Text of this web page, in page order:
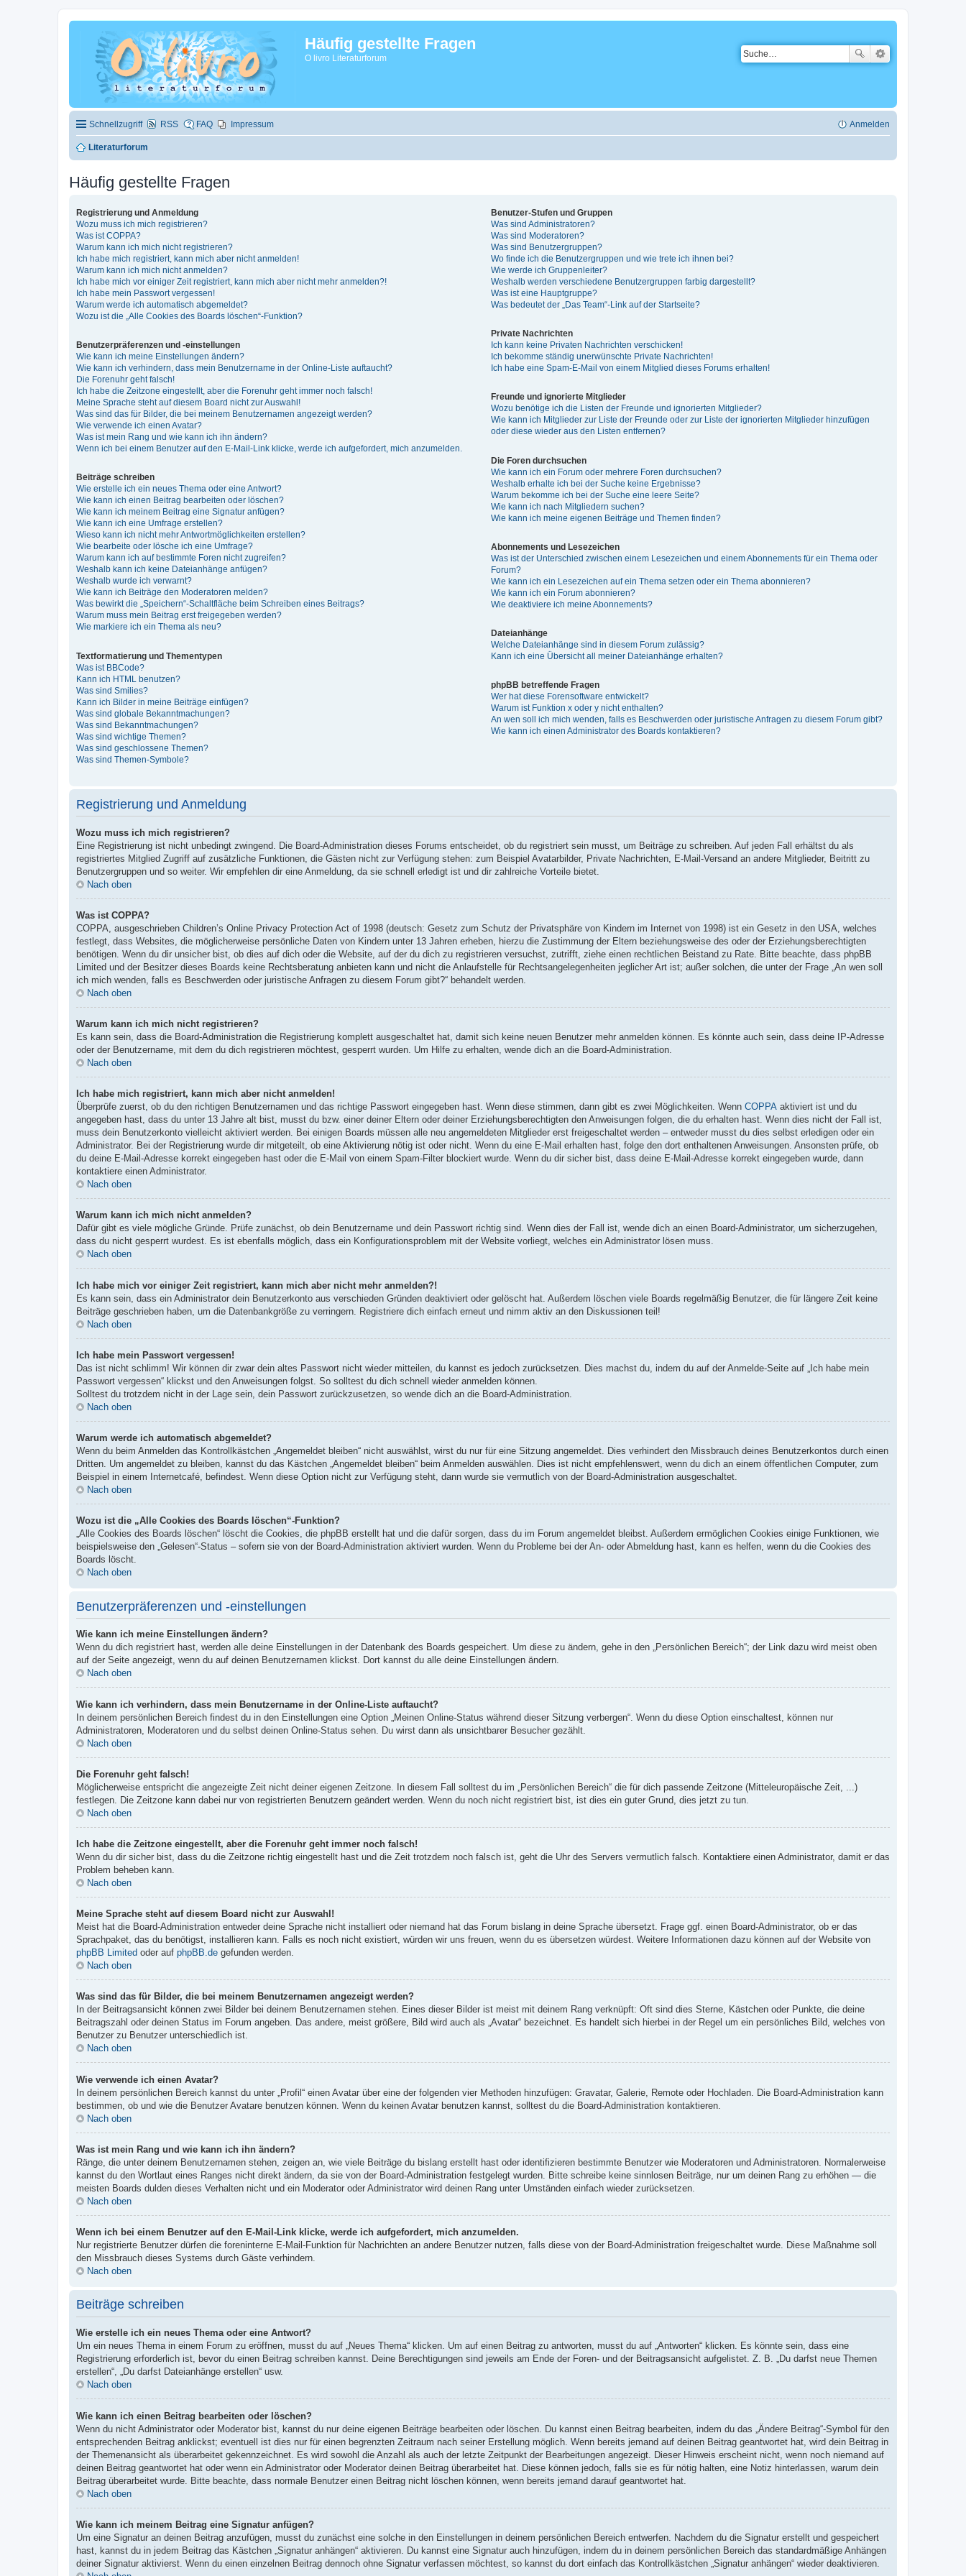
Häufig gestellte Fragen
O livro Literaturforum
Schnellzugriff RSS FAQ Impressum Anmelden
Literaturforum
Häufig gestellte Fragen
Registrierung und Anmeldung
Wozu muss ich mich registrieren?
Was ist COPPA?
Warum kann ich mich nicht registrieren?
Ich habe mich registriert, kann mich aber nicht anmelden!
Warum kann ich mich nicht anmelden?
Ich habe mich vor einiger Zeit registriert, kann mich aber nicht mehr anmelden?!
Ich habe mein Passwort vergessen!
Warum werde ich automatisch abgemeldet?
Wozu ist die „Alle Cookies des Boards löschen“-Funktion?
Benutzerpräferenzen und -einstellungen
Wie kann ich meine Einstellungen ändern?
Wie kann ich verhindern, dass mein Benutzername in der Online-Liste auftaucht?
Die Forenuhr geht falsch!
Ich habe die Zeitzone eingestellt, aber die Forenuhr geht immer noch falsch!
Meine Sprache steht auf diesem Board nicht zur Auswahl!
Was sind das für Bilder, die bei meinem Benutzernamen angezeigt werden?
Wie verwende ich einen Avatar?
Was ist mein Rang und wie kann ich ihn ändern?
Wenn ich bei einem Benutzer auf den E-Mail-Link klicke, werde ich aufgefordert, mich anzumelden.
Beiträge schreiben
Wie erstelle ich ein neues Thema oder eine Antwort?
Wie kann ich einen Beitrag bearbeiten oder löschen?
Wie kann ich meinem Beitrag eine Signatur anfügen?
Wie kann ich eine Umfrage erstellen?
Wieso kann ich nicht mehr Antwortmöglichkeiten erstellen?
Wie bearbeite oder lösche ich eine Umfrage?
Warum kann ich auf bestimmte Foren nicht zugreifen?
Weshalb kann ich keine Dateianhänge anfügen?
Weshalb wurde ich verwarnt?
Wie kann ich Beiträge den Moderatoren melden?
Was bewirkt die „Speichern“-Schaltfläche beim Schreiben eines Beitrags?
Warum muss mein Beitrag erst freigegeben werden?
Wie markiere ich ein Thema als neu?
Textformatierung und Thementypen
Was ist BBCode?
Kann ich HTML benutzen?
Was sind Smilies?
Kann ich Bilder in meine Beiträge einfügen?
Was sind globale Bekanntmachungen?
Was sind Bekanntmachungen?
Was sind wichtige Themen?
Was sind geschlossene Themen?
Was sind Themen-Symbole?
Benutzer-Stufen und Gruppen
Was sind Administratoren?
Was sind Moderatoren?
Was sind Benutzergruppen?
Wo finde ich die Benutzergruppen und wie trete ich ihnen bei?
Wie werde ich Gruppenleiter?
Weshalb werden verschiedene Benutzergruppen farbig dargestellt?
Was ist eine Hauptgruppe?
Was bedeutet der „Das Team“-Link auf der Startseite?
Private Nachrichten
Ich kann keine Privaten Nachrichten verschicken!
Ich bekomme ständig unerwünschte Private Nachrichten!
Ich habe eine Spam-E-Mail von einem Mitglied dieses Forums erhalten!
Freunde und ignorierte Mitglieder
Wozu benötige ich die Listen der Freunde und ignorierten Mitglieder?
Wie kann ich Mitglieder zur Liste der Freunde oder zur Liste der ignorierten Mitglieder hinzufügen
oder diese wieder aus den Listen entfernen?
Die Foren durchsuchen
Wie kann ich ein Forum oder mehrere Foren durchsuchen?
Weshalb erhalte ich bei der Suche keine Ergebnisse?
Warum bekomme ich bei der Suche eine leere Seite?
Wie kann ich nach Mitgliedern suchen?
Wie kann ich meine eigenen Beiträge und Themen finden?
Abonnements und Lesezeichen
Was ist der Unterschied zwischen einem Lesezeichen und einem Abonnements für ein Thema oder
Forum?
Wie kann ich ein Lesezeichen auf ein Thema setzen oder ein Thema abonnieren?
Wie kann ich ein Forum abonnieren?
Wie deaktiviere ich meine Abonnements?
Dateianhänge
Welche Dateianhänge sind in diesem Forum zulässig?
Kann ich eine Übersicht all meiner Dateianhänge erhalten?
phpBB betreffende Fragen
Wer hat diese Forensoftware entwickelt?
Warum ist Funktion x oder y nicht enthalten?
An wen soll ich mich wenden, falls es Beschwerden oder juristische Anfragen zu diesem Forum gibt?
Wie kann ich einen Administrator des Boards kontaktieren?
Registrierung und Anmeldung
Wozu muss ich mich registrieren?
Eine Registrierung ist nicht unbedingt zwingend. Die Board-Administration dieses Forums entscheidet, ob du registriert sein musst, um Beiträge zu schreiben. Auf jeden Fall erhältst du als
registriertes Mitglied Zugriff auf zusätzliche Funktionen, die Gästen nicht zur Verfügung stehen: zum Beispiel Avatarbilder, Private Nachrichten, E-Mail-Versand an andere Mitglieder, Beitritt zu
Benutzergruppen und so weiter. Wir empfehlen dir eine Anmeldung, da sie schnell erledigt ist und dir zahlreiche Vorteile bietet.
Nach oben
Was ist COPPA?
COPPA, ausgeschrieben Children’s Online Privacy Protection Act of 1998 (deutsch: Gesetz zum Schutz der Privatsphäre von Kindern im Internet von 1998) ist ein Gesetz in den USA, welches
festlegt, dass Websites, die möglicherweise persönliche Daten von Kindern unter 13 Jahren erheben, hierzu die Zustimmung der Eltern beziehungsweise des oder der Erziehungsberechtigten
benötigen. Wenn du dir unsicher bist, ob dies auf dich oder die Website, auf der du dich zu registrieren versuchst, zutrifft, ziehe einen rechtlichen Beistand zu Rate. Bitte beachte, dass phpBB
Limited und der Besitzer dieses Boards keine Rechtsberatung anbieten kann und nicht die Anlaufstelle für Rechtsangelegenheiten jeglicher Art ist; außer solchen, die unter der Frage „An wen soll
ich mich wenden, falls es Beschwerden oder juristische Anfragen zu diesem Forum gibt?“ behandelt werden.
Nach oben
Warum kann ich mich nicht registrieren?
Es kann sein, dass die Board-Administration die Registrierung komplett ausgeschaltet hat, damit sich keine neuen Benutzer mehr anmelden können. Es könnte auch sein, dass deine IP-Adresse
oder der Benutzername, mit dem du dich registrieren möchtest, gesperrt wurden. Um Hilfe zu erhalten, wende dich an die Board-Administration.
Nach oben
Ich habe mich registriert, kann mich aber nicht anmelden!
Überprüfe zuerst, ob du den richtigen Benutzernamen und das richtige Passwort eingegeben hast. Wenn diese stimmen, dann gibt es zwei Möglichkeiten. Wenn COPPA aktiviert ist und du
angegeben hast, dass du unter 13 Jahre alt bist, musst du bzw. einer deiner Eltern oder deiner Erziehungsberechtigten den Anweisungen folgen, die du erhalten hast. Wenn dies nicht der Fall ist,
muss dein Benutzerkonto vielleicht aktiviert werden. Bei einigen Boards müssen alle neu angemeldeten Mitglieder erst freigeschaltet werden – entweder musst du dies selbst erledigen oder ein
Administrator. Bei der Registrierung wurde dir mitgeteilt, ob eine Aktivierung nötig ist oder nicht. Wenn du eine E-Mail erhalten hast, folge den dort enthaltenen Anweisungen. Ansonsten prüfe, ob
du deine E-Mail-Adresse korrekt eingegeben hast oder die E-Mail von einem Spam-Filter blockiert wurde. Wenn du dir sicher bist, dass deine E-Mail-Adresse korrekt eingegeben wurde, dann
kontaktiere einen Administrator.
Nach oben
Warum kann ich mich nicht anmelden?
Dafür gibt es viele mögliche Gründe. Prüfe zunächst, ob dein Benutzername und dein Passwort richtig sind. Wenn dies der Fall ist, wende dich an einen Board-Administrator, um sicherzugehen,
dass du nicht gesperrt wurdest. Es ist ebenfalls möglich, dass ein Konfigurationsproblem mit der Website vorliegt, welches ein Administrator lösen muss.
Nach oben
Ich habe mich vor einiger Zeit registriert, kann mich aber nicht mehr anmelden?!
Es kann sein, dass ein Administrator dein Benutzerkonto aus verschieden Gründen deaktiviert oder gelöscht hat. Außerdem löschen viele Boards regelmäßig Benutzer, die für längere Zeit keine
Beiträge geschrieben haben, um die Datenbankgröße zu verringern. Registriere dich einfach erneut und nimm aktiv an den Diskussionen teil!
Nach oben
Ich habe mein Passwort vergessen!
Das ist nicht schlimm! Wir können dir zwar dein altes Passwort nicht wieder mitteilen, du kannst es jedoch zurücksetzen. Dies machst du, indem du auf der Anmelde-Seite auf „Ich habe mein
Passwort vergessen“ klickst und den Anweisungen folgst. So solltest du dich schnell wieder anmelden können.
Solltest du trotzdem nicht in der Lage sein, dein Passwort zurückzusetzen, so wende dich an die Board-Administration.
Nach oben
Warum werde ich automatisch abgemeldet?
Wenn du beim Anmelden das Kontrollkästchen „Angemeldet bleiben“ nicht auswählst, wirst du nur für eine Sitzung angemeldet. Dies verhindert den Missbrauch deines Benutzerkontos durch einen
Dritten. Um angemeldet zu bleiben, kannst du das Kästchen „Angemeldet bleiben“ beim Anmelden auswählen. Dies ist nicht empfehlenswert, wenn du dich an einem öffentlichen Computer, zum
Beispiel in einem Internetcafé, befindest. Wenn diese Option nicht zur Verfügung steht, dann wurde sie vermutlich von der Board-Administration ausgeschaltet.
Nach oben
Wozu ist die „Alle Cookies des Boards löschen“-Funktion?
„Alle Cookies des Boards löschen“ löscht die Cookies, die phpBB erstellt hat und die dafür sorgen, dass du im Forum angemeldet bleibst. Außerdem ermöglichen Cookies einige Funktionen, wie
beispielsweise den „Gelesen“-Status – sofern sie von der Board-Administration aktiviert wurden. Wenn du Probleme bei der An- oder Abmeldung hast, kann es helfen, wenn du die Cookies des
Boards löscht.
Nach oben
Benutzerpräferenzen und -einstellungen
Wie kann ich meine Einstellungen ändern?
Wenn du dich registriert hast, werden alle deine Einstellungen in der Datenbank des Boards gespeichert. Um diese zu ändern, gehe in den „Persönlichen Bereich“; der Link dazu wird meist oben
auf der Seite angezeigt, wenn du auf deinen Benutzernamen klickst. Dort kannst du alle deine Einstellungen ändern.
Nach oben
Wie kann ich verhindern, dass mein Benutzername in der Online-Liste auftaucht?
In deinem persönlichen Bereich findest du in den Einstellungen eine Option „Meinen Online-Status während dieser Sitzung verbergen“. Wenn du diese Option einschaltest, können nur
Administratoren, Moderatoren und du selbst deinen Online-Status sehen. Du wirst dann als unsichtbarer Besucher gezählt.
Nach oben
Die Forenuhr geht falsch!
Möglicherweise entspricht die angezeigte Zeit nicht deiner eigenen Zeitzone. In diesem Fall solltest du im „Persönlichen Bereich“ die für dich passende Zeitzone (Mitteleuropäische Zeit, ...)
festlegen. Die Zeitzone kann dabei nur von registrierten Benutzern geändert werden. Wenn du noch nicht registriert bist, ist dies ein guter Grund, dies jetzt zu tun.
Nach oben
Ich habe die Zeitzone eingestellt, aber die Forenuhr geht immer noch falsch!
Wenn du dir sicher bist, dass du die Zeitzone richtig eingestellt hast und die Zeit trotzdem noch falsch ist, geht die Uhr des Servers vermutlich falsch. Kontaktiere einen Administrator, damit er das
Problem beheben kann.
Nach oben
Meine Sprache steht auf diesem Board nicht zur Auswahl!
Meist hat die Board-Administration entweder deine Sprache nicht installiert oder niemand hat das Forum bislang in deine Sprache übersetzt. Frage ggf. einen Board-Administrator, ob er das
Sprachpaket, das du benötigst, installieren kann. Falls es noch nicht existiert, würden wir uns freuen, wenn du es übersetzen würdest. Weitere Informationen dazu können auf der Website von
phpBB Limited oder auf phpBB.de gefunden werden.
Nach oben
Was sind das für Bilder, die bei meinem Benutzernamen angezeigt werden?
In der Beitragsansicht können zwei Bilder bei deinem Benutzernamen stehen. Eines dieser Bilder ist meist mit deinem Rang verknüpft: Oft sind dies Sterne, Kästchen oder Punkte, die deine
Beitragszahl oder deinen Status im Forum angeben. Das andere, meist größere, Bild wird auch als „Avatar“ bezeichnet. Es handelt sich hierbei in der Regel um ein persönliches Bild, welches von
Benutzer zu Benutzer unterschiedlich ist.
Nach oben
Wie verwende ich einen Avatar?
In deinem persönlichen Bereich kannst du unter „Profil“ einen Avatar über eine der folgenden vier Methoden hinzufügen: Gravatar, Galerie, Remote oder Hochladen. Die Board-Administration kann
bestimmen, ob und wie die Benutzer Avatare benutzen können. Wenn du keinen Avatar benutzen kannst, solltest du die Board-Administration kontaktieren.
Nach oben
Was ist mein Rang und wie kann ich ihn ändern?
Ränge, die unter deinem Benutzernamen stehen, zeigen an, wie viele Beiträge du bislang erstellt hast oder identifizieren bestimmte Benutzer wie Moderatoren und Administratoren. Normalerweise
kannst du den Wortlaut eines Ranges nicht direkt ändern, da sie von der Board-Administration festgelegt wurden. Bitte schreibe keine sinnlosen Beiträge, nur um deinen Rang zu erhöhen — die
meisten Boards dulden dieses Verhalten nicht und ein Moderator oder Administrator wird deinen Rang unter Umständen einfach wieder zurücksetzen.
Nach oben
Wenn ich bei einem Benutzer auf den E-Mail-Link klicke, werde ich aufgefordert, mich anzumelden.
Nur registrierte Benutzer dürfen die foreninterne E-Mail-Funktion für Nachrichten an andere Benutzer nutzen, falls diese von der Board-Administration freigeschaltet wurde. Diese Maßnahme soll
den Missbrauch dieses Systems durch Gäste verhindern.
Nach oben
Beiträge schreiben
Wie erstelle ich ein neues Thema oder eine Antwort?
Um ein neues Thema in einem Forum zu eröffnen, musst du auf „Neues Thema“ klicken. Um auf einen Beitrag zu antworten, musst du auf „Antworten“ klicken. Es könnte sein, dass eine
Registrierung erforderlich ist, bevor du einen Beitrag schreiben kannst. Deine Berechtigungen sind jeweils am Ende der Foren- und der Beitragsansicht aufgelistet. Z. B. „Du darfst neue Themen
erstellen“, „Du darfst Dateianhänge erstellen“ usw.
Nach oben
Wie kann ich einen Beitrag bearbeiten oder löschen?
Wenn du nicht Administrator oder Moderator bist, kannst du nur deine eigenen Beiträge bearbeiten oder löschen. Du kannst einen Beitrag bearbeiten, indem du das „Ändere Beitrag“-Symbol für den
entsprechenden Beitrag anklickst; eventuell ist dies nur für einen begrenzten Zeitraum nach seiner Erstellung möglich. Wenn bereits jemand auf deinen Beitrag geantwortet hat, wird dein Beitrag in
der Themenansicht als überarbeitet gekennzeichnet. Es wird sowohl die Anzahl als auch der letzte Zeitpunkt der Bearbeitungen angezeigt. Dieser Hinweis erscheint nicht, wenn noch niemand auf
deinen Beitrag geantwortet hat oder wenn ein Administrator oder Moderator deinen Beitrag überarbeitet hat. Diese können jedoch, falls sie es für nötig halten, eine Notiz hinterlassen, warum dein
Beitrag überarbeitet wurde. Bitte beachte, dass normale Benutzer einen Beitrag nicht löschen können, wenn bereits jemand darauf geantwortet hat.
Nach oben
Wie kann ich meinem Beitrag eine Signatur anfügen?
Um eine Signatur an deinen Beitrag anzufügen, musst du zunächst eine solche in den Einstellungen in deinem persönlichen Bereich entwerfen. Nachdem du die Signatur erstellt und gespeichert
hast, kannst du in jedem Beitrag das Kästchen „Signatur anhängen“ aktivieren. Du kannst eine Signatur auch hinzufügen, indem du in deinem persönlichen Bereich das standardmäßige Anhängen
deiner Signatur aktivierst. Wenn du einen einzelnen Beitrag dennoch ohne Signatur verfassen möchtest, so kannst du dort einfach das Kontrollkästchen „Signatur anhängen“ wieder deaktivieren.